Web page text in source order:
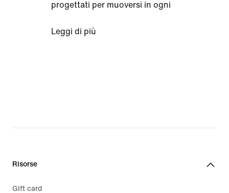
progettati per muoversi in ogni
posizione del cane a testa in giù o
Il nostro esclusivo tessuto Dri-FIT
Leggi di più
Risorse
Gift card